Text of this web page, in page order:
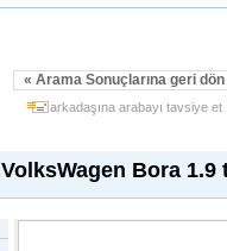
« Arama Sonuçlarına geri dön
arkadaşına arabayı tavsiye et
VolksWagen Bora 1.9